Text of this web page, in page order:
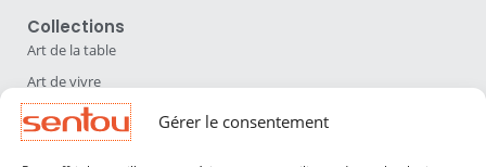
Gérer le consentement
Collections
Art de la table
Art de vivre
Déco
Luminaires